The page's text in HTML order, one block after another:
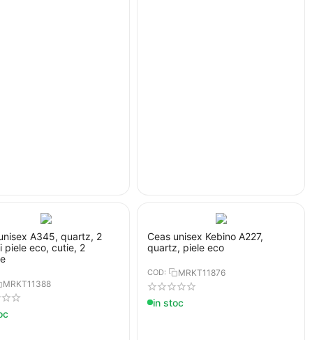
A345, quartz, 2
piele eco, cutie, 2
MRKT11388
Ceas unisex Kebino A227,
quartz, piele eco
COD: MRKT11876
in stoc